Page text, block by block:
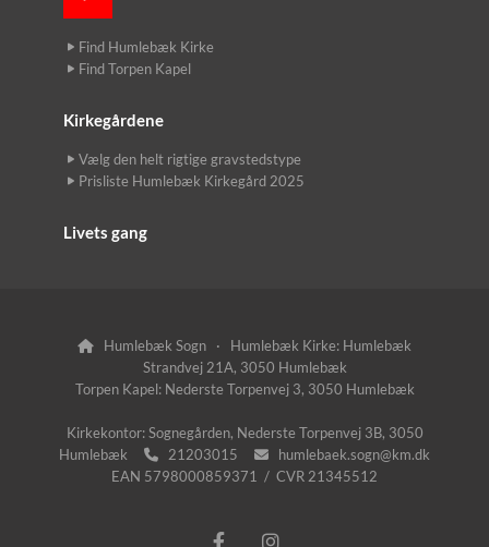
Find Humlebæk Kirke
Find Torpen Kapel
Kirkegårdene
Vælg den helt rigtige gravstedstype
Prisliste Humlebæk Kirkegård 2025
Livets gang

Humlebæk Sogn · Humlebæk Kirke: Humlebæk
Strandvej 21A, 3050 Humlebæk
Torpen Kapel: Nederste Torpenvej 3, 3050 Humlebæk
Kirkekontor: Sognegården, Nederste Torpenvej 3B, 3050
Humlebæk
 21203015 
humlebaek.sogn@km.dk
EAN 5798000859371 / CVR 21345512